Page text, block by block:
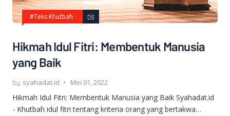
#Teks Khutbah
Hikmah Idul Fitri: Membentuk Manusia
yang Baik
syahadat.id Mei 01, 2022
Hikmah Idul Fitri: Membentuk Manusia yang Baik Syahadat.id
- Khutbah idul fitri tentang kriteria orang yang bertakwa…